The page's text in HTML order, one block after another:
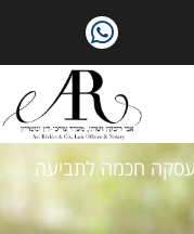
עסקה חכמה לתביעה